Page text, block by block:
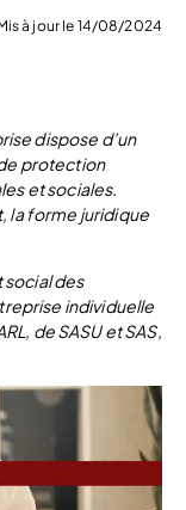
à jour le 14/08/2024
dispose d’un
protection
et sociales.
la forme juridique
social des
individuelle
de SASU et SAS,